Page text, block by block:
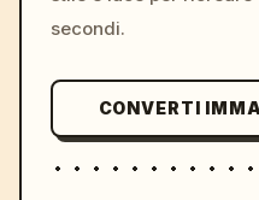
secondi.
CONVERTI